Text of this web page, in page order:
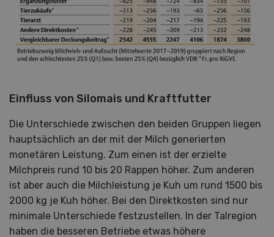
Einfluss von Silomais und Kraftfutter
Die Unterschiede zwischen den beiden Gruppen liegen
hauptsächlich an der mit der Milch generierten
monetären Leistung. Zum einen ist der erzielte
Milchpreis rund 10 bis 20 Rappen höher. Zum anderen
ist aber auch die Milchleistung je Kuh um rund 1500 bis
2000 kg je Kuh höher. Bei den Direktkosten sind nur
minimale Unterschiede festzustellen. In der Talregion
haben die besseren Betriebe etwas höhere